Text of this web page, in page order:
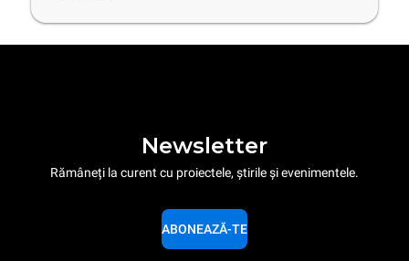
Newsletter
Rămâneți la curent cu proiectele, știrile și evenimentele.
ABONEAZĂ-TE